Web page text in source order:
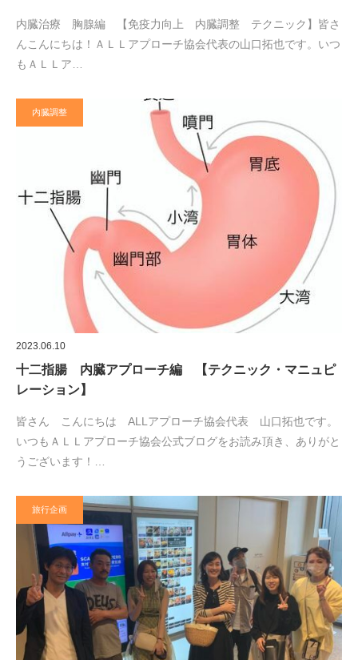
内臓治療 胸腺編 【免疫力向上 内臓調整 テクニック】皆さ
んこんにちは！ＡＬＬアプローチ協会代表の山口拓也です。いつ
もＡＬＬア…
内臓調整
2023.06.10
十二指腸 内臓アプローチ編 【テクニック・マニュピ
レーション】
皆さん こんにちは ALLアプローチ協会代表 山口拓也です。
いつもＡＬＬアプローチ協会公式ブログをお読み頂き、ありがと
うございます！…
旅行企画